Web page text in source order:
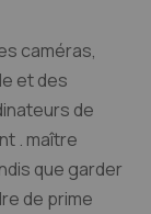
caméras,
et des
de
. maître
que garder
de prime